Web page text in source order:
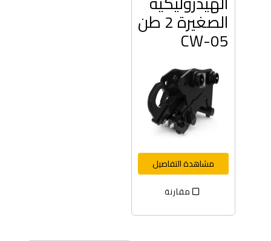
الصغيرة 2 طن
CW-05
مشاهدة التفاصيل
مقارنة